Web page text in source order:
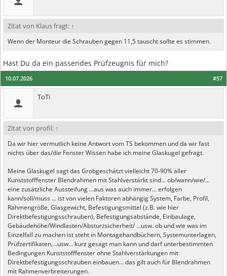
Zitat von Klaus fragt: ↑
Wenn der Monteur die Schrauben gegen 11,5 tauscht sollte es stimmen.
Hast Du da ein passendes Prüfzeugnis für mich?
#57
10.07.2026
ToTi
Zitat von profil: ↑
Da wir hier vermutlich keine Antwort vom TS bekommen und da wir fast
nichts über das/die Fenster Wissen habe ich meine Glaskugel gefragt.
Meine Glaskugel sagt das Grobgeschätzt vielleicht 70-90% aller
Kunststofffenster Blendrahmen mit Stahlverstärkt sind... ob/wann/wie/...
eine zusätzliche Aussteifung ...aus was auch immer... erfolgen
kann/soll/muss ... ist von vielen Faktoren abhängig System, Farbe, Profil,
Rahmengröße, Glasgewicht, Befestigungsmittel (z.B. wie hier
Direktbefestigungsschrauben), Befestigungsabstände, Einbaulage,
Gebäudehöhe/Windlasten/Absturzsicherheit/ ...usw. ob und wie was im
Einzelfall zu machen ist steht in Montagehandbüchern, Systemunterlagen,
Prüfzertifikaten,...usw... kurz gesagt man kann und darf unterbestimmten
Bedingungen Kunststofffenster ohne Stahlverstärkungen mit
Direktbefestigungsschrauben einbauen... das gilt auch für Blendrahmen
mit Rahmenverbreiterungen.